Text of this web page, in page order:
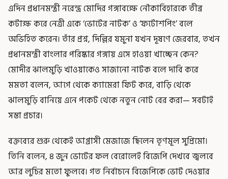
এদিন প্রধানমন্ত্রী নরেন্দ্র মোদির গঙ্গাবক্ষে নৌকাবিহারকে তীব্র
কটাক্ষ করে নেত্রী একে ‘ভোটের নাটক’ ও ‘ফটোশপিং’ বলে
অভিহিত করেন। তাঁর প্রশ্ন, দিল্লির যমুনা যখন দূষণে জেরবার, তখন
প্রধানমন্ত্রী বাংলার পরিষ্কার গঙ্গায় এসে হাওয়া খাচ্ছেন কেন?
মোদীর ঝালমুড়ি খাওয়াকেও সাজানো নাটক বলে দাবি করে
মমতা বলেন, আগে থেকে ক্যামেরা ফিট করে, বাড়ি থেকে
ঝালমুড়ি বানিয়ে এনে পকেট থেকে নতুন নোট বের করা— সবটাই
সস্তা প্রচার।
বক্তব্যের শুরু থেকেই আগ্রাসী মেজাজে ছিলেন তৃণমূল সুপ্রিমো।
তিনি বলেন, ৪ জুন ভোটের ফল বেরোলেই বিজেপি দেখবে জ্বলবে
আর লুচির মতো ফুলবে। গত নির্বাচনে বিজেপিকে ভোট দেওয়ার